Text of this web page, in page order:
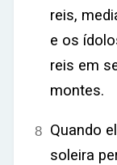
reis,
e os
reis em
montes.
8 Quando
soleira